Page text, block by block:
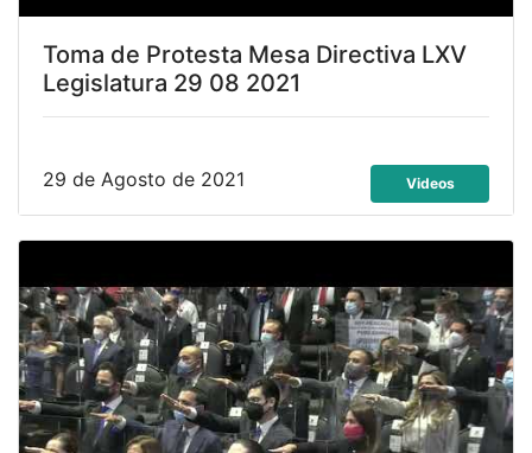
Toma de Protesta Mesa Directiva LXV
Legislatura 29 08 2021
29 de Agosto de 2021 Videos